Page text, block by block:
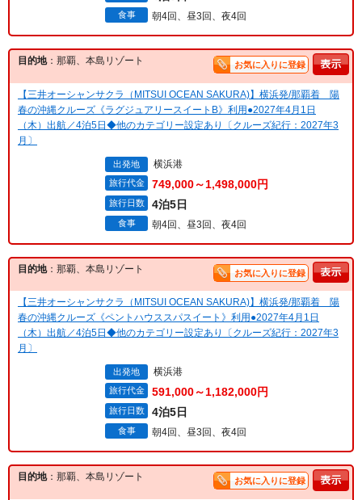
食事 朝4回、昼3回、夜4回
目的地：那覇、本島リゾート お気に入りに登録
【三井オーシャンサクラ（MITSUI OCEAN SAKURA)】横浜発/那覇着 陽
春の沖縄クルーズ《ラグジュアリースイートB》利用●2027年4月1日
（木）出航／4泊5日◆他のカテゴリー設定あり〔クルーズ紀行：2027年3
月〕
出発地 横浜港
旅行代金 749,000～1,498,000円
旅行日数 4泊5日
食事 朝4回、昼3回、夜4回
目的地：那覇、本島リゾート お気に入りに登録
【三井オーシャンサクラ（MITSUI OCEAN SAKURA)】横浜発/那覇着 陽
春の沖縄クルーズ《ペントハウススパスイート》利用●2027年4月1日
（木）出航／4泊5日◆他のカテゴリー設定あり〔クルーズ紀行：2027年3
月〕
出発地 横浜港
旅行代金 591,000～1,182,000円
旅行日数 4泊5日
食事 朝4回、昼3回、夜4回
目的地：那覇、本島リゾート お気に入りに登録